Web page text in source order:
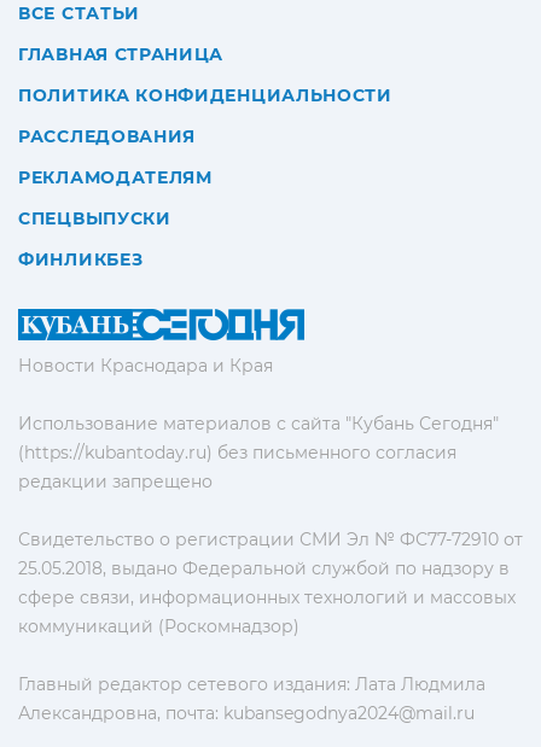
Новости Краснодара и Края
Использование материалов с сайта "Кубань Сегодня"
(https://kubantoday.ru) без письменного согласия
редакции запрещено
Свидетельство о регистрации СМИ Эл № ФС77-72910 от
25.05.2018, выдано Федеральной службой по надзору в
сфере связи, информационных технологий и массовых
коммуникаций (Роскомнадзор)
Главный редактор сетевого издания: Лата Людмила
Александровна, почта: kubansegodnya2024@mail.ru
ВСЕ СТАТЬИ
ГЛАВНАЯ СТРАНИЦА
ПОЛИТИКА КОНФИДЕНЦИАЛЬНОСТИ
РАССЛЕДОВАНИЯ
РЕКЛАМОДАТЕЛЯМ
СПЕЦВЫПУСКИ
ФИНЛИКБЕЗ